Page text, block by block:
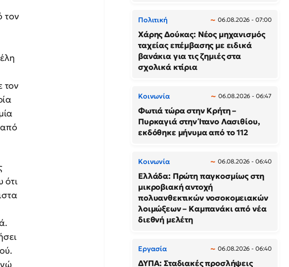
τον
τον
από
ότι
Πολιτική 06.08.2026 - 07:00
Χάρης Δούκας: Νέος μηχανισμός
ταχείας επέμβασης με ειδικά
βανάκια για τις ζημιές στα
σχολικά κτίρια
Κοινωνία 06.08.2026 - 06:47
Φωτιά τώρα στην Κρήτη –
Πυρκαγιά στην Ίτανο Λασιθίου,
εκδόθηκε μήνυμα από το 112
Κοινωνία 06.08.2026 - 06:40
Ελλάδα: Πρώτη παγκοσμίως στη
μικροβιακή αντοχή
πολυανθεκτικών νοσοκομειακών
λοιμώξεων – Καμπανάκι από νέα
διεθνή μελέτη
Εργασία 06.08.2026 - 06:40
ΔΥΠΑ: Σταδιακές προσλήψεις